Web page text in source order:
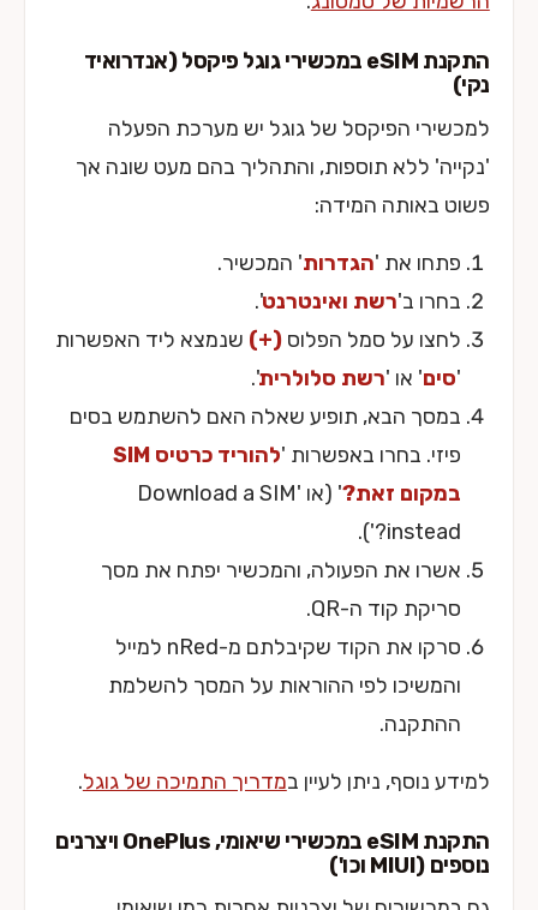
התקנת eSIM במכשירי גוגל פיקסל (אנדרואיד
נקי)
למכשירי הפיקסל של גוגל יש מערכת הפעלה
'נקייה' ללא תוספות, והתהליך בהם מעט שונה אך
פשוט באותה המידה:
פתחו את 'הגדרות' המכשיר.
בחרו ב'רשת ואינטרנט'.
לחצו על סמל הפלוס(+) שנמצא ליד האפשרות
'סים' או 'רשת סלולרית'.
במסך הבא, תופיע שאלה האם להשתמש בסים
פיזי. בחרו באפשרות '
להוריד כרטיס SIM
במקום זאת?
' (או 'Download a SIM
instead?').
אשרו את הפעולה, והמכשיר יפתח את מסך
סריקת קוד ה-QR.
סרקו את הקוד שקיבלתם מ-nRed למייל
והמשיכו לפי ההוראות על המסך להשלמת
ההתקנה.
למידע נוסף, ניתן לעיין במדריך התמיכה של גוגל.
התקנת eSIM במכשירי שיאומי, OnePlus ויצרנים
נוספים (MIUI וכו')